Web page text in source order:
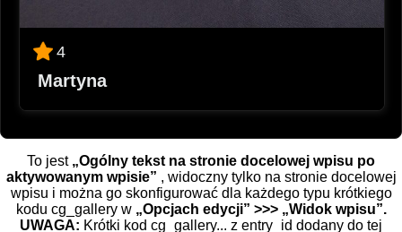
4
Martyna
To jest „Ogólny tekst na stronie docelowej wpisu po
aktywowanym wpisie” , widoczny tylko na stronie docelowej
wpisu i można go skonfigurować dla każdego typu krótkiego
kodu cg_gallery w „Opcjach edycji” >>> „Widok wpisu”.
UWAGA: Krótki kod cg_gallery... z entry_id dodany do tej